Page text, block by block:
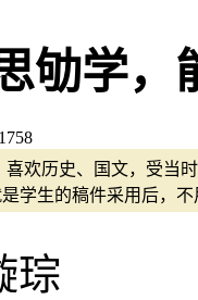
劬学，
1758
欢历史、国文，受当
学生的稿件采用后，
琮